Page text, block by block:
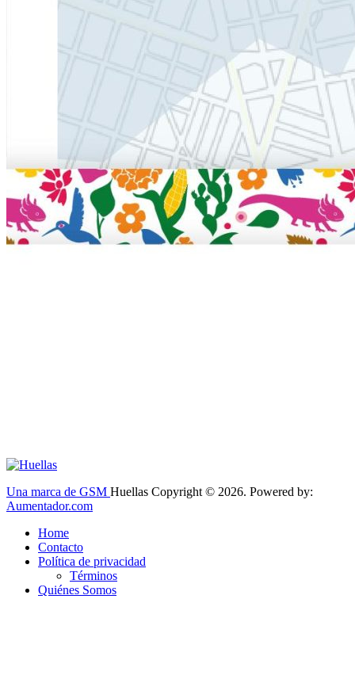
Una marca de GSM Huellas Copyright © 2026. Powered by:
Aumentador.com
Home
Contacto
Política de privacidad
Términos
Quiénes Somos